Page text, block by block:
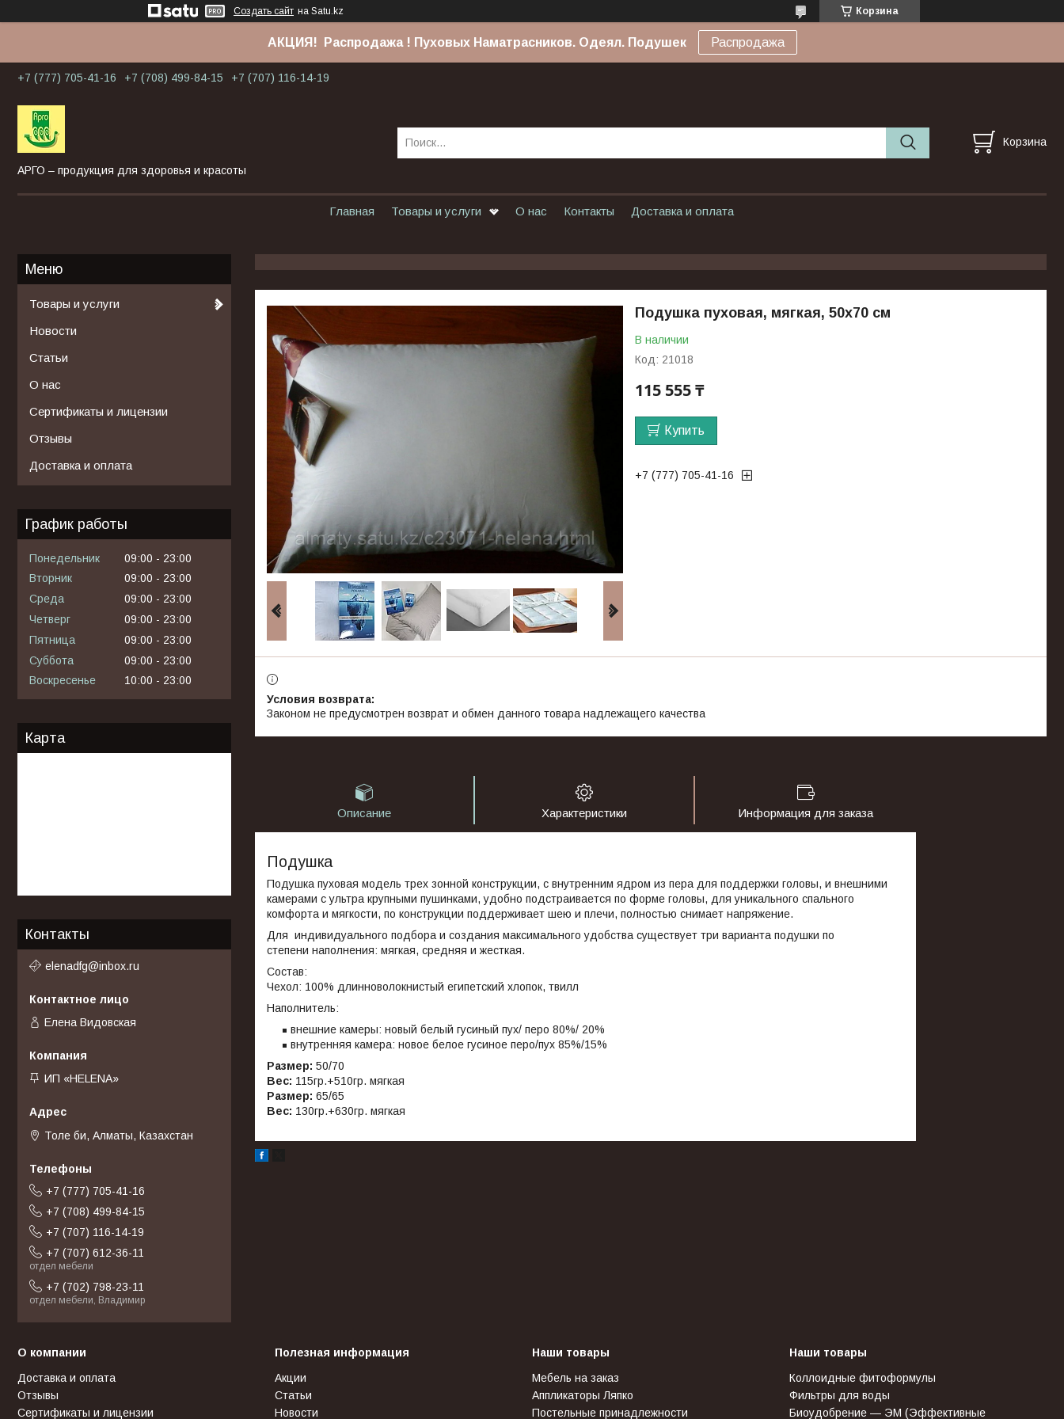
Создать сайт на Satu.kz Корзина
АКЦИЯ! Распродажа ! Пуховых Наматрасников. Одеял. Подушек Распродажа
+7 (777) 705-41-16 +7 (708) 499-84-15 +7 (707) 116-14-19
АРГО – продукция для здоровья и красоты
Корзина
Главная Товары и услуги О нас Контакты Доставка и оплата
Подушка пуховая, мягкая, 50x70 см
В наличии
Код: 21018
115 555 ₸
Купить
+7 (777) 705-41-16
Законом не предусмотрен возврат и обмен данного товара надлежащего качества
Описание Характеристики Информация для заказа
Подушка
Подушка пуховая модель трех зонной конструкции, с внутренним ядром из пера для поддержки головы, и внешними
камерами с ультра крупными пушинками, удобно подстраивается по форме головы, для уникального спального
комфорта и мягкости, по конструкции поддерживает шею и плечи, полностью снимает напряжение.
Для индивидуального подбора и создания максимального удобства существует три варианта подушки по
степени наполнения: мягкая, средняя и жесткая.
Состав:
Чехол: 100% длинноволокнистый египетский хлопок, твилл
Наполнитель:
внешние камеры: новый белый гусиный пух/ перо 80%/ 20%
внутренняя камера: новое белое гусиное перо/пух 85%/15%
Размер: 50/70
Вес: 115гр.+510гр. мягкая
Размер: 65/65
Вес: 130гр.+630гр. мягкая
Товары и услуги
Новости
Статьи
О нас
Сертификаты и лицензии
Отзывы
Доставка и оплата
График работы
Понедельник 09:00
23:00
Вторник
09:00
23:00
Среда
09:00
23:00
Четверг
09:00
23:00
Пятница
09:00
23:00
Суббота
09:00
23:00
Воскресенье
10:00 23:00
Карта
Контакты
elenadfg@inbox.ru
Елена Видовская
ИП «HELENA»
Толе би, Алматы, Казахстан
+7 (777) 705-41-16
+7 (708) 499-84-15
+7 (707) 116-14-19
+7 (707) 612-36-11
отдел мебели
+7 (702) 798-23-11
отдел мебели, Владимир
О компании
Доставка и оплата
Отзывы
Сертификаты и лицензии
Полезная информация
Акции
Статьи
Новости
Наши товары
Мебель на заказ
Аппликаторы Ляпко
Постельные принадлежности
Наши товары
Коллоидные фитоформулы
Фильтры для воды
Биоудобрение — ЭМ (Эффективные